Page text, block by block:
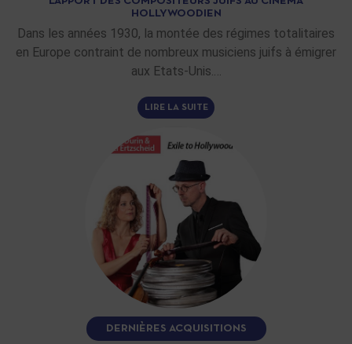
HOLLYWOODIEN
Dans les années 1930, la montée des régimes totalitaires
en Europe contraint de nombreux musiciens juifs à émigrer
aux Etats-Unis.…
LIRE LA SUITE
DERNIÈRES ACQUISITIONS